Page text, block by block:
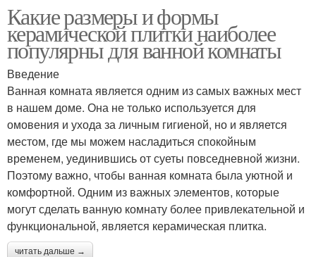
Какие размеры и формы
керамической плитки наиболее
популярны для ванной комнаты
Введение
Ванная комната является одним из самых важных мест
в нашем доме. Она не только используется для
омовения и ухода за личным гигиеной, но и является
местом, где мы можем насладиться спокойным
временем, уединившись от суеты повседневной жизни.
Поэтому важно, чтобы ванная комната была уютной и
комфортной. Одним из важных элементов, которые
могут сделать ванную комнату более привлекательной и
функциональной, является керамическая плитка.
читать дальше →